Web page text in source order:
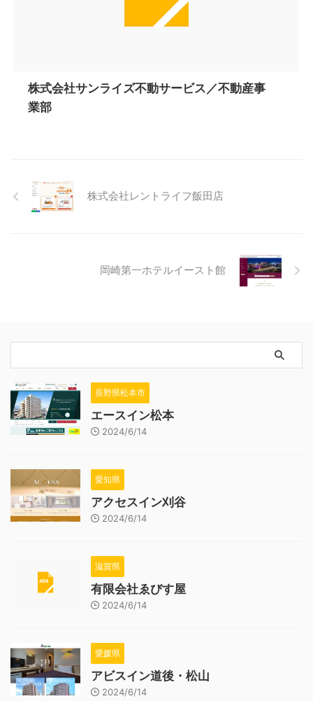
株式会社サンライズ不動サービス／不動産事
業部
株式会社レントライフ飯田店
岡崎第一ホテルイースト館
長野県松本市
エースイン松本
2024/6/14
愛知県
アクセスイン刈谷
2024/6/14
滋賀県
有限会社ゑびす屋
2024/6/14
愛媛県
アビスイン道後・松山
2024/6/14